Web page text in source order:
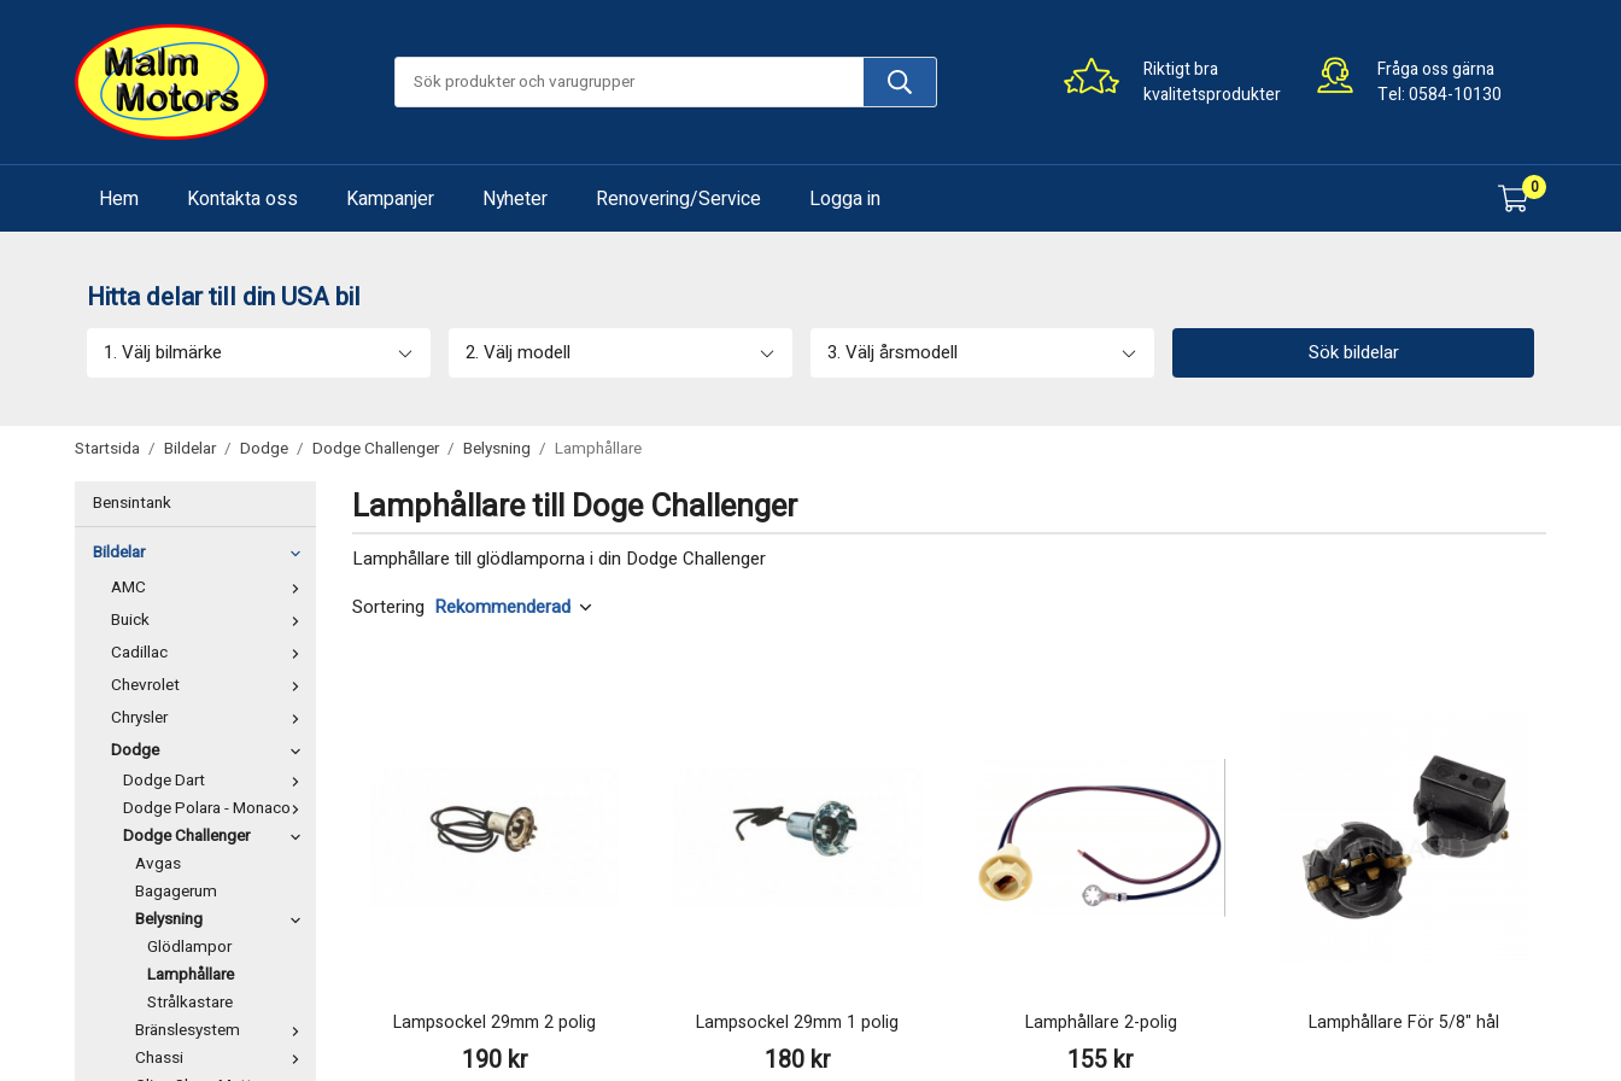
Riktigt bra
kvalitetsprodukter
Fråga oss gärna
Tel:0584-10130
Hem Kontakta oss Kampanjer Nyheter Renovering/Service Logga in 0
Hitta delar till din USA bil
1. Välj bilmärke 2. Välj modell 3. Välj årsmodell Sök bildelar
Startsida / Bildelar / Dodge / Dodge Challenger / Belysning / Lamphållare
Bensintank
Bildelar
AMC
Buick
Cadillac
Chevrolet
Chrysler
Dodge
Dodge Dart
Dodge Polara - Monaco
Dodge Challenger
Avgas
Bagagerum
Belysning
Glödlampor
Lamphållare
Strålkastare
Bränslesystem
Chassi
Lamphållare till Doge Challenger
Lamphållare till glödlamporna i din Dodge Challenger
Sortering
Lampsockel 29mm 2 polig
190 kr
Lampsockel 29mm 1 polig
180 kr
Lamphållare 2-polig
155 kr
Lamphållare För 5/8" hål